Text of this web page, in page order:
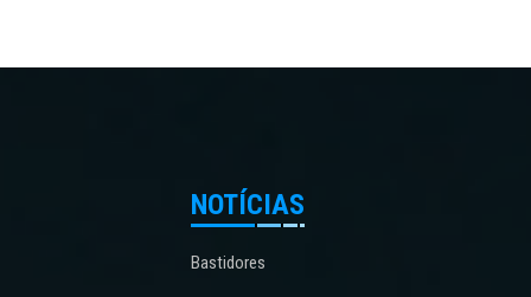
NOTÍCIAS
Bastidores